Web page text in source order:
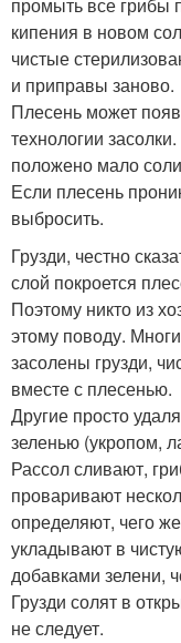
промыть все грибы
кипения в новом
чистые
и приправы заново.
Плесень может
технологии
положено мало
Если плесень
выбросить.
Грузди, честно
слой покроется
Поэтому никто из
этому поводу.
засолены грузди,
вместе с плесенью.
Другие просто
зеленью (укропом,
Рассол сливают,
проваривают
определяют, чего
укладывают в
добавками зелени,
Грузди солят в
не следует.